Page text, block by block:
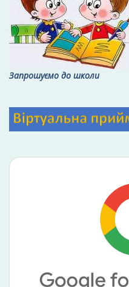
Запрошуємо до школи